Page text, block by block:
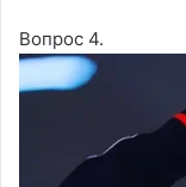
Вопрос 4.